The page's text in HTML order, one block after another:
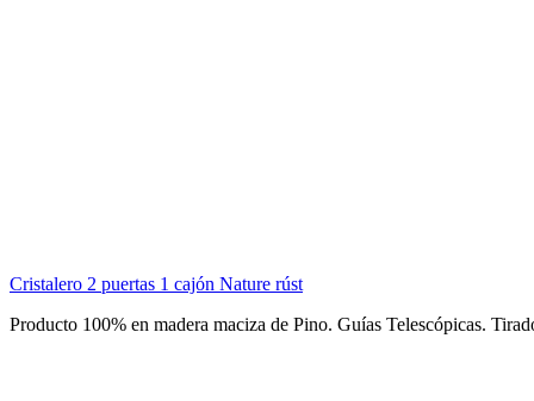
Cristalero 2 puertas 1 cajón Nature rúst
Producto 100% en madera maciza de Pino. Guías Telescópicas.